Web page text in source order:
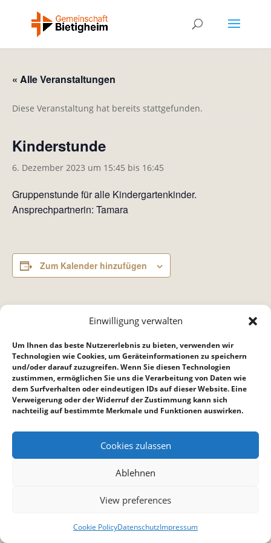
Einwilligung verwalten
Um Ihnen das beste Nutzererlebnis zu bieten, verwenden wir
Technologien wie Cookies, um Geräteinformationen zu speichern
und/oder darauf zuzugreifen. Wenn Sie diesen Technologien
zustimmen, ermöglichen Sie uns die Verarbeitung von Daten wie
dem Surfverhalten oder eindeutigen IDs auf dieser Website. Eine
Verweigerung oder der Widerruf der Zustimmung kann sich
nachteilig auf bestimmte Merkmale und Funktionen auswirken.
Cookies zulassen
Ablehnen
View preferences
Cookie PolicyDatenschutzImpressum
« Alle Veranstaltungen
Diese Veranstaltung hat bereits stattgefunden.
Kinderstunde
6. Dezember 2023 um 15:45 bis 16:45
Gruppenstunde für alle Kindergartenkinder.
Ansprechpartnerin: Tamara
Zum Kalender hinzufügen
6. Dezember 2023
Zeit:
15:45 bis 16:45